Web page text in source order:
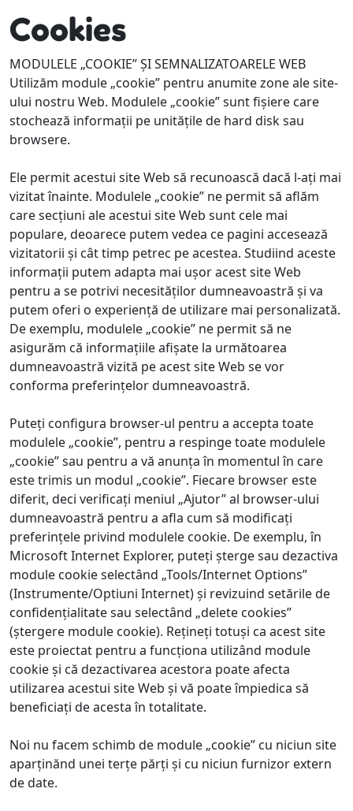
Cookies
MODULELE „COOKIE” ȘI SEMNALIZATOARELE WEB
Utilizăm module „cookie” pentru anumite zone ale site-
ului nostru Web. Modulele „cookie” sunt fișiere care
stochează informații pe unităţile de hard disk sau
browsere.
Ele permit acestui site Web să recunoască dacă l-ați mai
vizitat înainte. Modulele „cookie” ne permit să aflăm
care secțiuni ale acestui site Web sunt cele mai
populare, deoarece putem vedea ce pagini accesează
vizitatorii și cât timp petrec pe acestea. Studiind aceste
informații putem adapta mai ușor acest site Web
pentru a se potrivi necesităților dumneavoastră și va
putem oferi o experiență de utilizare mai personalizată.
De exemplu, modulele „cookie” ne permit să ne
asigurăm că informațiile afișate la următoarea
dumneavoastră vizită pe acest site Web se vor
conforma preferințelor dumneavoastră.
Puteți configura browser-ul pentru a accepta toate
modulele „cookie”, pentru a respinge toate modulele
„cookie” sau pentru a vă anunța în momentul în care
este trimis un modul „cookie”. Fiecare browser este
diferit, deci verificați meniul „Ajutor” al browser-ului
dumneavoastră pentru a afla cum să modificați
preferințele privind modulele cookie. De exemplu, în
Microsoft Internet Explorer, puteți șterge sau dezactiva
module cookie selectând „Tools/Internet Options”
(Instrumente/Optiuni Internet) și revizuind setările de
confidențialitate sau selectând „delete cookies”
(ștergere module cookie). Rețineți totuși ca acest site
este proiectat pentru a funcționa utilizând module
cookie și că dezactivarea acestora poate afecta
utilizarea acestui site Web şi vă poate împiedica să
beneficiați de acesta în totalitate.
Noi nu facem schimb de module „cookie” cu niciun site
aparținănd unei terțe părți și cu niciun furnizor extern
de date.